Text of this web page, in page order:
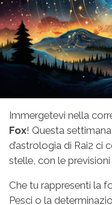
Immergetevi nella
Fox! Questa
d’astrologia di Rai2 ci
stelle, con le
Che tu rappresenti la
Pesci o la